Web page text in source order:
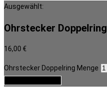
Ausgewählt:
Ohrstecker Doppelring
16,00 €
Ohrstecker Doppelring Menge